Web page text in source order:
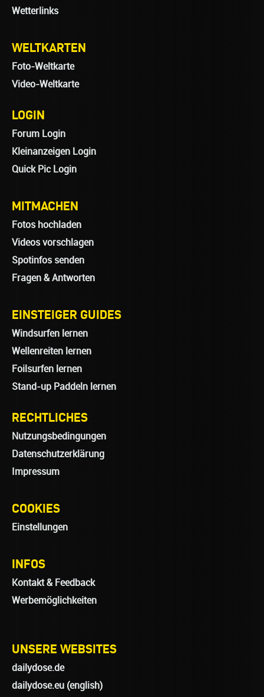
Wetterlinks
WELTKARTEN
Foto-Weltkarte
Video-Weltkarte
LOGIN
Forum Login
Kleinanzeigen Login
Quick Pic Login
MITMACHEN
Fotos hochladen
Videos vorschlagen
Spotinfos senden
Fragen & Antworten
EINSTEIGER GUIDES
Windsurfen lernen
Wellenreiten lernen
Foilsurfen lernen
Stand-up Paddeln lernen
RECHTLICHES
Nutzungsbedingungen
Datenschutzerklärung
Impressum
COOKIES
Einstellungen
INFOS
Kontakt & Feedback
Werbemöglichkeiten
UNSERE WEBSITES
dailydose.de
dailydose.eu (english)